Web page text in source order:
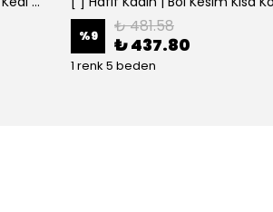
%9 ₺ 481.58
₺ 437.80
1 renk 5 beden